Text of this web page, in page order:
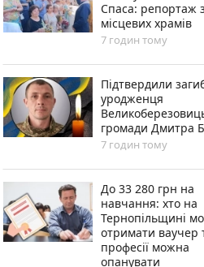
Спаса: репортаж
місцевих храмів
7 годин тому
Підтвердили
уродженця
громади Дмитра
7 годин тому
До 33 280 грн на
навчання: хто на
Тернопільщині
отримати ваучер
професії можна
опанувати